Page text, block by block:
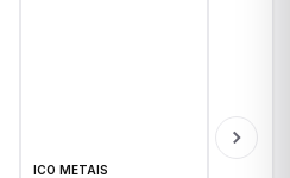
ICO METAIS